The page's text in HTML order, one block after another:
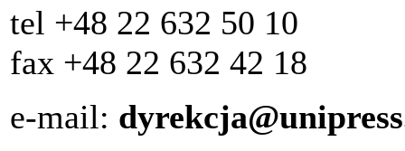
tel +48 22 632 50 10
fax +48 22 632 42 18
e-mail: